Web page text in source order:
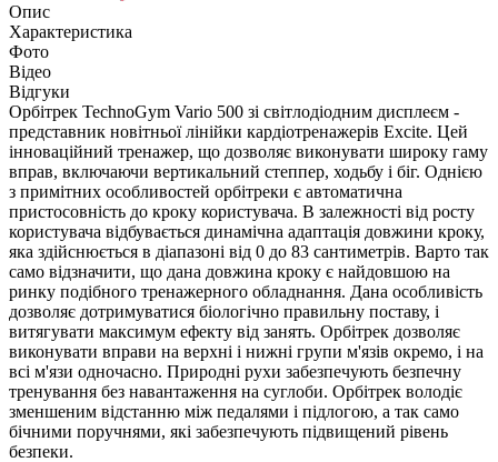
Опис
Характеристика
Фото
Відео
Відгуки
Орбітрек TechnoGym Vario 500 зі світлодіодним дисплеєм -
представник новітньої лінійки кардіотренажерів Excite. Цей
інноваційний тренажер, що дозволяє виконувати широку гаму
вправ, включаючи вертикальний степпер, ходьбу і біг. Однією
з примітних особливостей орбітреки є автоматична
пристосовність до кроку користувача. В залежності від росту
користувача відбувається динамічна адаптація довжини кроку,
яка здійснюється в діапазоні від 0 до 83 сантиметрів. Варто так
само відзначити, що дана довжина кроку є найдовшою на
ринку подібного тренажерного обладнання. Дана особливість
дозволяє дотримуватися біологічно правильну поставу, і
витягувати максимум ефекту від занять. Орбітрек дозволяє
виконувати вправи на верхні і нижні групи м'язів окремо, і на
всі м'язи одночасно. Природні рухи забезпечують безпечну
тренування без навантаження на суглоби. Орбітрек володіє
зменшеним відстанню між педалями і підлогою, а так само
бічними поручнями, які забезпечують підвищений рівень
безпеки.